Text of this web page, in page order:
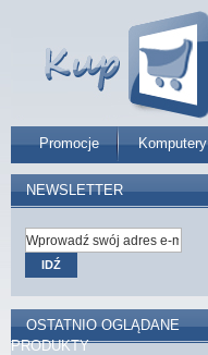
Promocje Komputery
NEWSLETTER
IDŹ
OSTATNIO OGLĄDANE
PRODUKTY